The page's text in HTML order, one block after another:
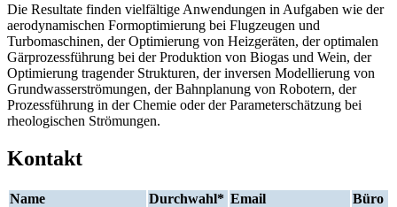
Die Resultate finden vielfältige Anwendungen in Aufgaben wie der
aerodynamischen Formoptimierung bei Flugzeugen und
Turbomaschinen, der Optimierung von Heizgeräten, der optimalen
Gärprozessführung bei der Produktion von Biogas und Wein, der
Optimierung tragender Strukturen, der inversen Modellierung von
Grundwasserströmungen, der Bahnplanung von Robotern, der
Prozessführung in der Chemie oder der Parameterschätzung bei
rheologischen Strömungen.
Kontakt
Name Durchwahl* Email
Büro